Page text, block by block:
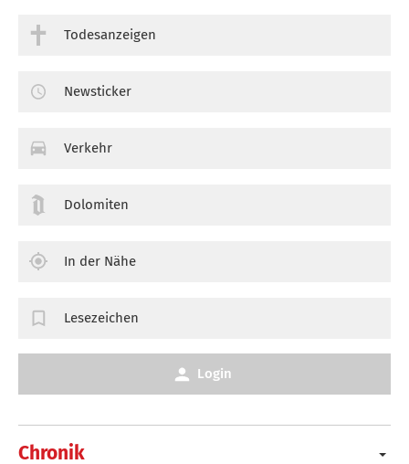
Chronik
Todesanzeigen
Newsticker
Verkehr
Dolomiten
In der Nähe
Lesezeichen
Login